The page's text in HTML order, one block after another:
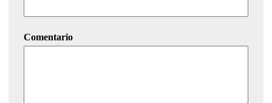
Comentario